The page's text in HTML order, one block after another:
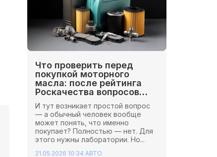
Что проверить перед
покупкой моторного
масла: после рейтинга
Роскачества вопросов
стало больше
И тут возникает простой вопрос
— а обычный человек вообще
может понять, что именно
покупает? Полностью — нет. Для
этого нужны лаборатории. Но...
21.05.2026 10:34 АВТО